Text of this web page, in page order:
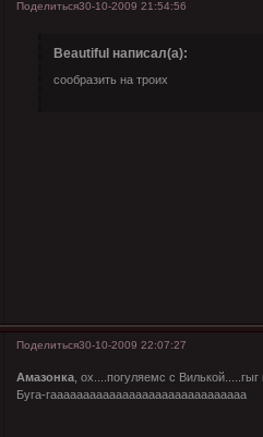
Поделиться30-10-2009 21:54:56
Beautiful написал(а):
сообразить на троих
Поделиться30-10-2009 22:07:27
Амазонка , ох....погуляемс с
Буга-гаааааааааааааааааааааааааааааа